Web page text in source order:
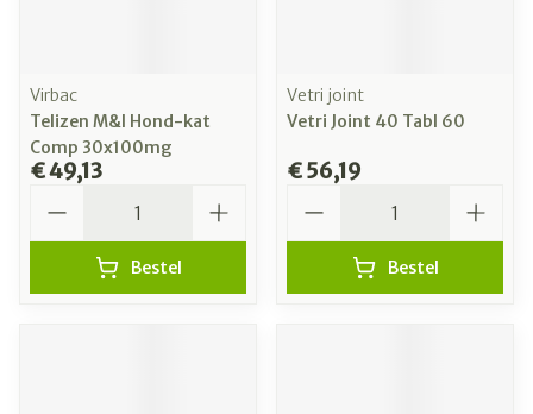
Virbac
Telizen M&l Hond-kat
Comp 30x100mg
€ 49,13
Bestel
Vetri joint
Vetri Joint 40 Tabl 60
€ 56,19
Bestel